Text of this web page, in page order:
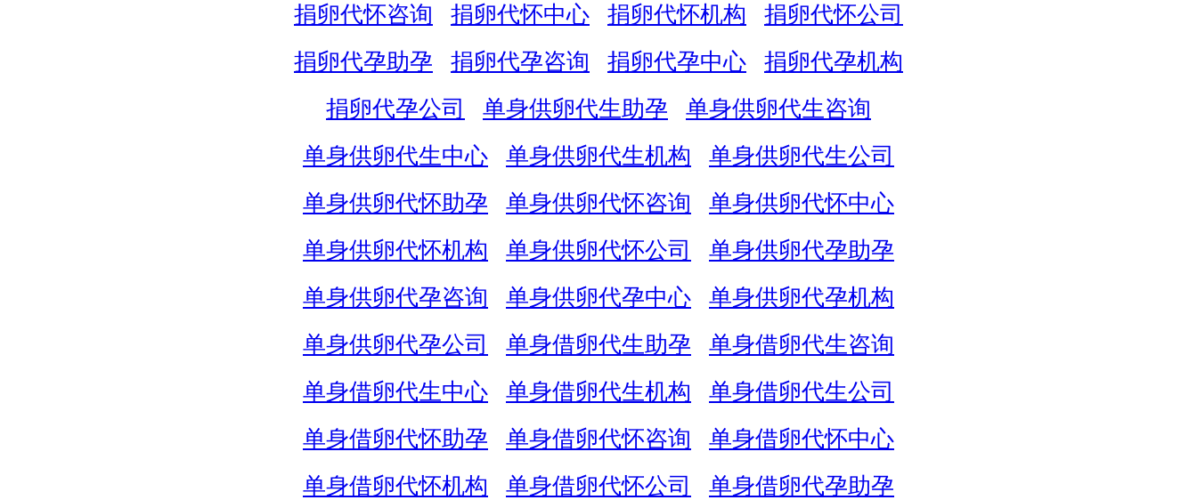
捐卵代怀咨询
捐卵代怀中心 捐卵代怀机构
捐卵代怀公司
捐卵代孕助孕
捐卵代孕咨询 捐卵代孕中心
捐卵代孕机构
捐卵代孕公司
单身供卵代生助孕
单身供卵代生咨询
单身供卵代生中心
单身供卵代生机构
单身供卵代生公司
单身供卵代怀助孕
单身供卵代怀咨询
单身供卵代怀中心
单身供卵代怀机构
单身供卵代怀公司
单身供卵代孕助孕
单身供卵代孕咨询
单身供卵代孕中心
单身供卵代孕机构
单身供卵代孕公司
单身借卵代生助孕
单身借卵代生咨询
单身借卵代生中心
单身借卵代生机构
单身借卵代生公司
单身借卵代怀助孕
单身借卵代怀咨询
单身借卵代怀中心
单身借卵代怀机构
单身借卵代怀公司
单身借卵代孕助孕